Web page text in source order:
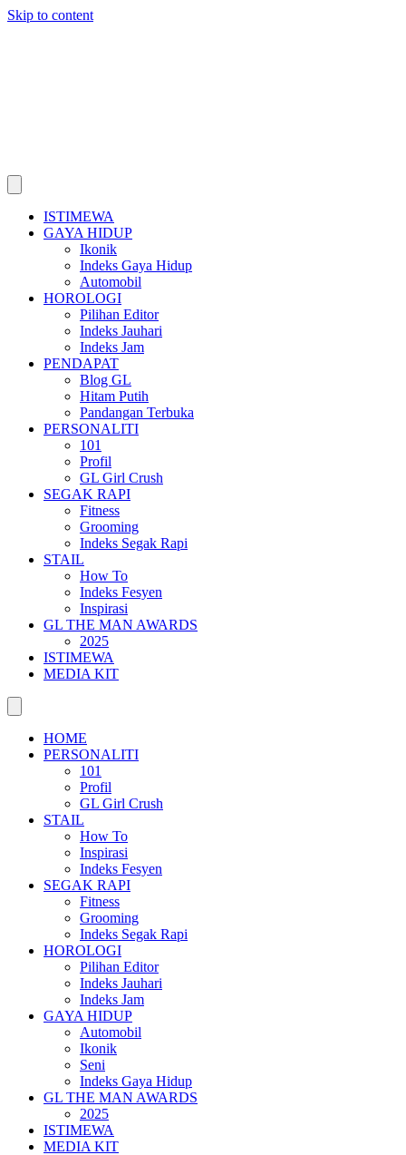
Skip to content
ISTIMEWA
GAYA HIDUP
Ikonik
Indeks Gaya Hidup
Automobil
HOROLOGI
Pilihan Editor
Indeks Jauhari
Indeks Jam
PENDAPAT
Blog GL
Hitam Putih
Pandangan Terbuka
PERSONALITI
101
Profil
GL Girl Crush
SEGAK RAPI
Fitness
Grooming
Indeks Segak Rapi
STAIL
How To
Indeks Fesyen
Inspirasi
GL THE MAN AWARDS
2025
ISTIMEWA
MEDIA KIT
HOME
PERSONALITI
101
Profil
GL Girl Crush
STAIL
How To
Inspirasi
Indeks Fesyen
SEGAK RAPI
Fitness
Grooming
Indeks Segak Rapi
HOROLOGI
Pilihan Editor
Indeks Jauhari
Indeks Jam
GAYA HIDUP
Automobil
Ikonik
Seni
Indeks Gaya Hidup
GL THE MAN AWARDS
2025
ISTIMEWA
MEDIA KIT